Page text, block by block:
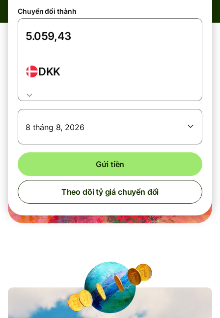
Chuyển đổi thành
DKK
8 tháng 8, 2026
Gửi tiền
Theo dõi tỷ giá chuyển đổi